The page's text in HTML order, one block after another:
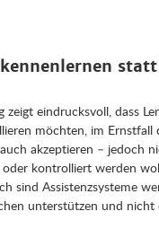
zeigt eindrucksvoll, dass
möchten, im Ernstfall
akzeptieren – jedoch
kontrolliert werden
sind Assistenzsysteme
unterstützen und nicht